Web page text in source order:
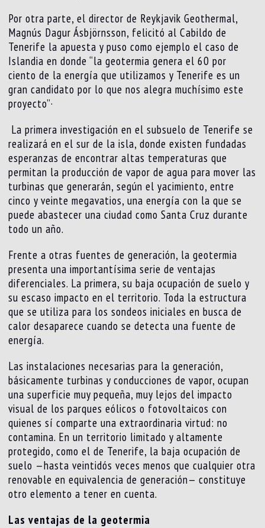
Por otra parte, el director de Reykjavik Geothermal,
Magnús Dagur Ásbjörnsson, felicitó al Cabildo de
Tenerife la apuesta y puso como ejemplo el caso de
Islandia en donde “la geotermia genera el 60 por
ciento de la energía que utilizamos y Tenerife es un
gran candidato por lo que nos alegra muchísimo este
proyecto”·
La primera investigación en el subsuelo de Tenerife se
realizará en el sur de la isla, donde existen fundadas
esperanzas de encontrar altas temperaturas que
permitan la producción de vapor de agua para mover las
turbinas que generarán, según el yacimiento, entre
cinco y veinte megavatios, una energía con la que se
puede abastecer una ciudad como Santa Cruz durante
todo un año.
Frente a otras fuentes de generación, la geotermia
presenta una importantísima serie de ventajas
diferenciales. La primera, su baja ocupación de suelo y
su escaso impacto en el territorio. Toda la estructura
que se utiliza para los sondeos iniciales en busca de
calor desaparece cuando se detecta una fuente de
energía.
Las instalaciones necesarias para la generación,
básicamente turbinas y conducciones de vapor, ocupan
una superficie muy pequeña, muy lejos del impacto
visual de los parques eólicos o fotovoltaicos con
quienes sí comparte una extraordinaria virtud: no
contamina. En un territorio limitado y altamente
protegido, como el de Tenerife, la baja ocupación de
suelo —hasta veintidós veces menos que cualquier otra
renovable en equivalencia de generación— constituye
otro elemento a tener en cuenta.
Las ventajas de la geotermia